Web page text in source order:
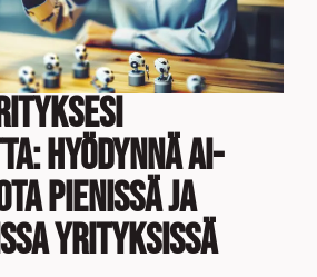
Hyödynnä AI-
Pienissä ja
Yrityksissä